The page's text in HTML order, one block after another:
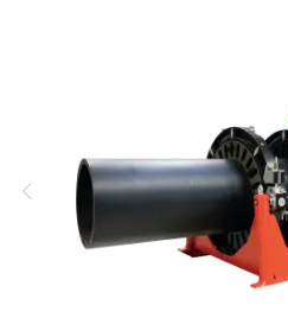
Login
Länderauswahl
Unternehmen und Karriere